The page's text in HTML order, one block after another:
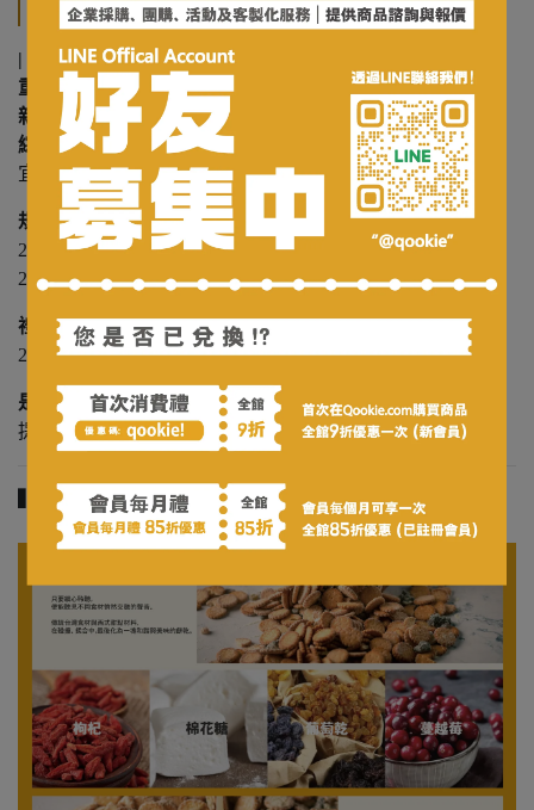
規格說明
| 買6送1特區 |
重口味組合!!!
新品上市 - 宜蘭三星蔥與通庵花椒的雙重重擊｜蔥花之禮 -
綜合禮盒 (10入):
宜蘭三星蔥 (5入) / 通庵花椒 (5入)
規格 ( 每份 )：
20g±9% ( 宜蘭三星蔥 )
20g±9% ( 通庵花椒 )
禮盒大小 :
20.5 x 9 x 5.5 cm（長/寬/高）
是否提供提袋:
提供 Qookie!提袋
▍原料介紹 與 製造過程 ▍